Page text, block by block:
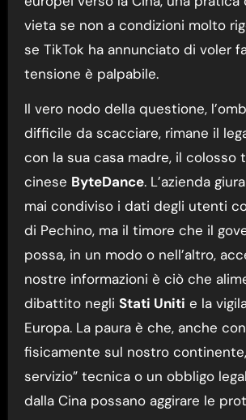
vieta se non a condizioni molto
se TikTok ha annunciato di voler
tensione è palpabile.
Il vero nodo della questione,
difficile da scacciare, rimane il
con la sua casa madre, il colosso
cinese ByteDance. L’azienda
mai condiviso i dati degli utenti
di Pechino, ma il timore che il
possa, in un modo o nell’altro,
nostre informazioni è ciò che
dibattito negli Stati Uniti e la
Europa. La paura è che, anche
fisicamente sul nostro
servizio” tecnica o un obbligo
dalla Cina possano aggirare le